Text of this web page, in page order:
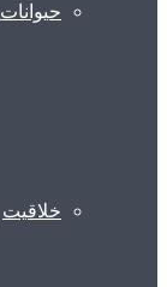
حیوانات
خلاقیت